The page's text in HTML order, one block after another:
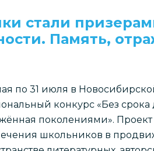
стали
Память,
по 31 июля в
конкурс «Без срока
поколениями». Проект
школьников в